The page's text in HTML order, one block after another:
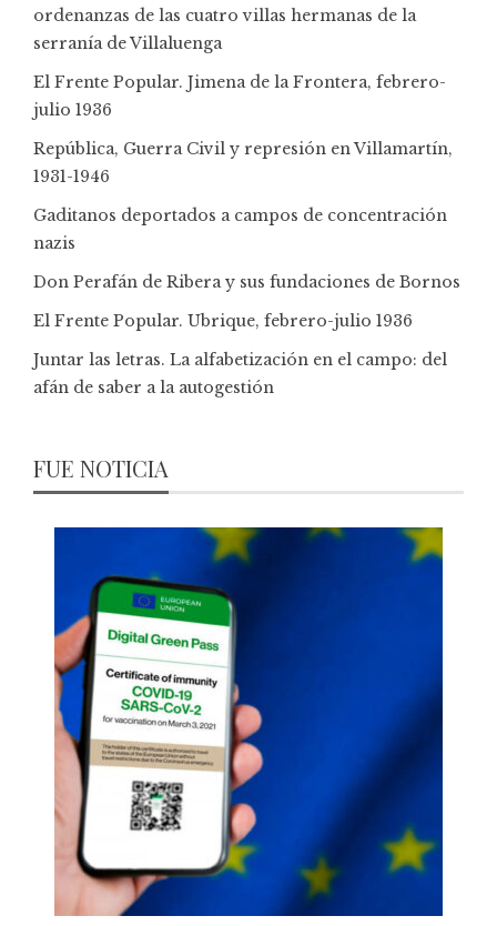
ordenanzas de las cuatro villas hermanas de la
serranía de Villaluenga
El Frente Popular. Jimena de la Frontera, febrero-
julio 1936
República, Guerra Civil y represión en Villamartín,
1931-1946
Gaditanos deportados a campos de concentración
nazis
Don Perafán de Ribera y sus fundaciones de Bornos
El Frente Popular. Ubrique, febrero-julio 1936
Juntar las letras. La alfabetización en el campo: del
afán de saber a la autogestión
FUE NOTICIA